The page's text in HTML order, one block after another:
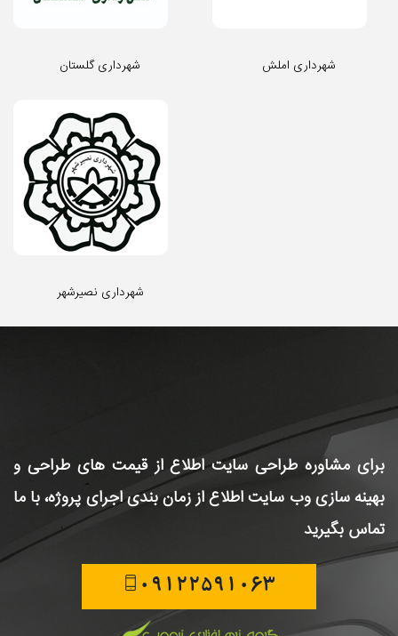
شهرداری گلستان شهرداری املش
شهرداری نصیرشهر
برای مشاوره طراحی سایتاطلاع از قیمت های طراحی و
بهینه سازی وب سایتاطلاع از زمان بندی اجرای پروژه، با ما
تماس بگیرید
09122591063